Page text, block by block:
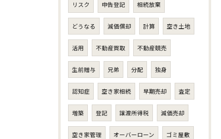
リスク 申告登記 相続放棄
どうなる 減価償却 計算 空き土地
活用 不動産買取 不動産競売
生前贈与 兄弟 分配 独身
認知症 空き家相続 早期売却 査定
増築 登記 譲渡所得税 減価売却
空き家管理 オーバーローン ゴミ屋敷